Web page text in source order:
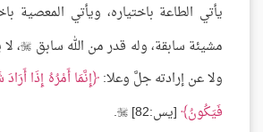
يأتي الطاعة باختياره، ويأتي المعصية
مشيئة سابقة، وله قدر من الله سابق ،
ولا عن إرادته جلَّ وعلا: إِنَّمَا أَمْرُهُ إِذَا
فَيَكُونُ [يس:82] 
.